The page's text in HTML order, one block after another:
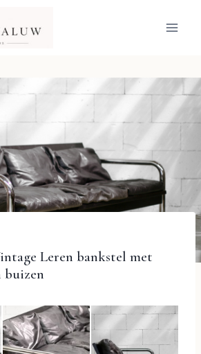
Leren bankstel met
buizen